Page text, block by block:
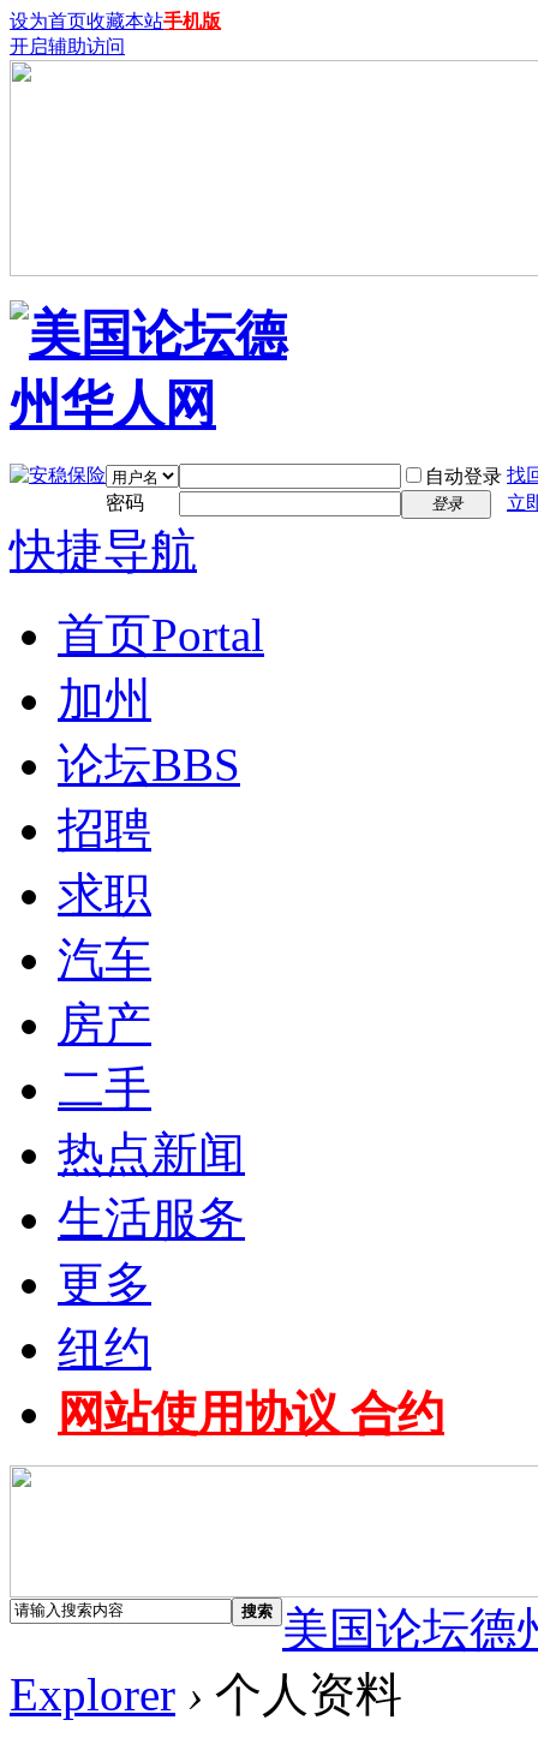
设为首页收藏本站手机版
开启辅助访问
自动登录 找
密码
登录 立
快捷导航
首页Portal
加州
论坛BBS
招聘
求职
汽车
房产
二手
热点新闻
生活服务
更多
纽约
网站使用协议 合约
搜索
美国论坛德
Explorer › 个人资料